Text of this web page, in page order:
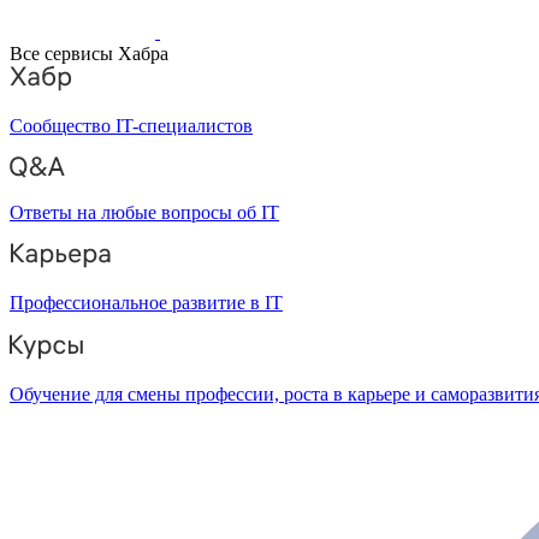
Все сервисы Хабра
Сообщество IT-специалистов
Ответы на любые вопросы об IT
Профессиональное развитие в IT
Обучение для смены профессии, роста в карьере и